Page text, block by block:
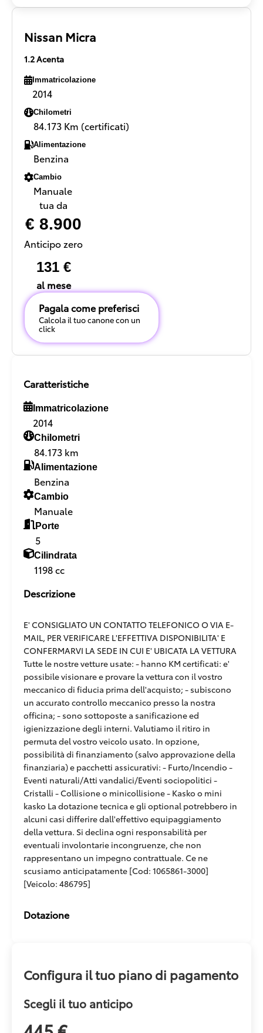
Nissan Micra
1.2 Acenta
Immatricolazione
2014
Chilometri
84.173 Km (certificati)
Alimentazione
Benzina
Cambio
Manuale
tua da
€ 8.900
Anticipo zero
131 €
al mese
Pagala come preferisci
Calcola il tuo canone con un
click
Caratteristiche
Immatricolazione
2014
Chilometri
84.173 km
Alimentazione
Benzina
Cambio
Manuale
Porte
5
Cilindrata
1198 cc
Descrizione
E' CONSIGLIATO UN CONTATTO TELEFONICO O VIA E-
MAIL, PER VERIFICARE L'EFFETTIVA DISPONIBILITA' E
CONFERMARVI LA SEDE IN CUI E' UBICATA LA VETTURA
Tutte le nostre vetture usate: - hanno KM certificati: e'
possibile visionare e provare la vettura con il vostro
meccanico di fiducia prima dell'acquisto; - subiscono
un accurato controllo meccanico presso la nostra
officina; - sono sottoposte a sanificazione ed
igienizzazione degli interni. Valutiamo il ritiro in
permuta del vostro veicolo usato. In opzione,
possibilità di finanziamento (salvo approvazione della
finanziaria) e pacchetti assicurativi: - Furto/Incendio -
Eventi naturali/Atti vandalici/Eventi sociopolitici -
Cristalli - Collisione o minicollisione - Kasko o mini
kasko La dotazione tecnica e gli optional potrebbero in
alcuni casi differire dall'effettivo equipaggiamento
della vettura. Si declina ogni responsabilità per
eventuali involontarie incongruenze, che non
rappresentano un impegno contrattuale. Ce ne
scusiamo anticipatamente [Cod: 1065861-3000]
[Veicolo: 486795]
Dotazione
Configura il tuo piano di pagamento
Scegli il tuo anticipo